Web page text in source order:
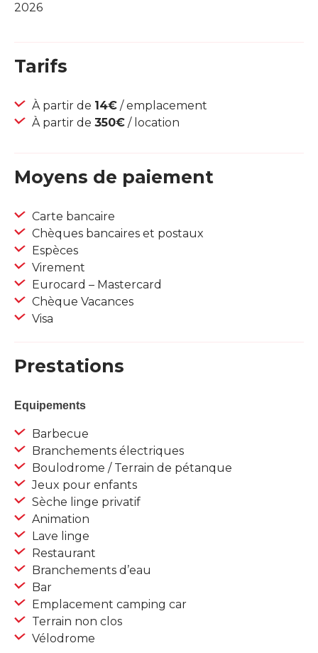
2026
Tarifs
À partir de 14€ / emplacement
À partir de 350€ / location
Moyens de paiement
Carte bancaire
Chèques bancaires et postaux
Espèces
Virement
Eurocard – Mastercard
Chèque Vacances
Visa
Prestations
Equipements
Barbecue
Branchements électriques
Boulodrome / Terrain de pétanque
Jeux pour enfants
Sèche linge privatif
Animation
Lave linge
Restaurant
Branchements d’eau
Bar
Emplacement camping car
Terrain non clos
Vélodrome